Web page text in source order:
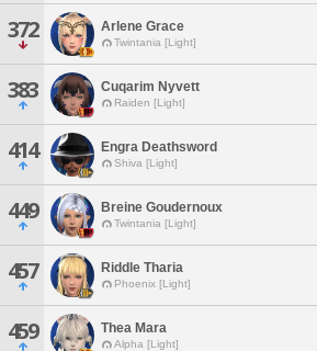
372 Arlene Grace
Twintania [Light]
383 Cuqarim Nyvett
Raiden [Light]
414 Engra Deathsword
Shiva [Light]
449 Breine Goudernoux
Twintania [Light]
457 Riddle Tharia
Phoenix [Light]
459 Thea Mara
Alpha [Light]